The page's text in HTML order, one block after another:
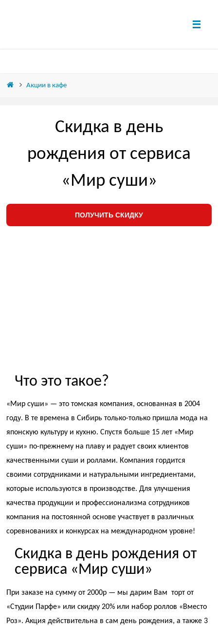
Акции в кафе
Скидка в день
рождения от сервиса
«Мир суши»
ПОЛУЧИТЬ СКИДКУ
Что это такое?
«Мир суши» — это томская компания, основанная в 2004
году. В те времена в Сибирь только-только пришла мода на
японскую культуру и кухню. Спустя больше 15 лет «Мир
суши» по-прежнему на плаву и радует своих клиентов
качественными суши и роллами. Компания гордится
своими сотрудниками и натуральными ингредиентами,
которые используются в производстве. Для улучшения
качества продукции и профессионализма сотрудников
компания на постоянной основе участвует в различных
соревнованиях и конкурсах на международном уровне!
Скидка в день рождения от
сервиса «Мир суши»
При заказе на сумму от 2000р — мы дарим Вам торт от
«Студии Парфе» или скидку 20% или набор роллов «Вместо
Роз». Акция действительна в сам день рождения, а также 3